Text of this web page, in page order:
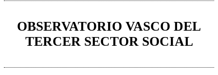
OBSERVATORIO VASCO DEL
TERCER SECTOR SOCIAL